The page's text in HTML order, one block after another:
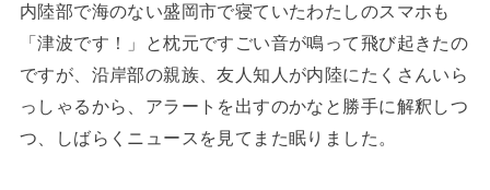
内陸部で海のない盛岡市で寝ていたわたしのスマホも
「津波です！」と枕元ですごい音が鳴って飛び起きたの
ですが、沿岸部の親族、友人知人が内陸にたくさんいら
っしゃるから、アラートを出すのかなと勝手に解釈しつ
つ、しばらくニュースを見てまた眠りました。